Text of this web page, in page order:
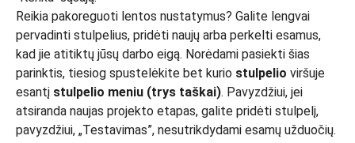
Reikia pakoreguoti lentos nustatymus? Galite lengvai
pervadinti stulpelius, pridėti naujų arba perkelti esamus,
kad jie atitiktų jūsų darbo eigą. Norėdami pasiekti šias
parinktis, tiesiog spustelėkite bet kurio stulpelio viršuje
esantį stulpelio meniu (trys taškai). Pavyzdžiui, jei
atsiranda naujas projekto etapas, galite pridėti stulpelį,
pavyzdžiui, „Testavimas”, nesutrikdydami esamų užduočių.